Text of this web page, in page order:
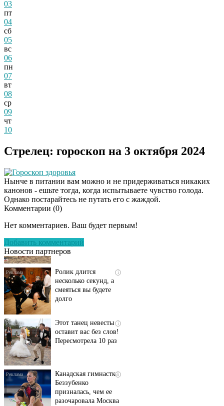
03
пт
04
сб
05
вс
06
пн
07
вт
08
ср
09
чт
10
Стрелец: гороскоп на 3 октября 2024
Гороскоп здоровья
Нынче в питании вам можно и не придерживаться никаких
канонов - ешьте тогда, когда испытываете чувство голода.
Однако постарайтесь не путать его с жаждой.
Комментарии (0)
Нет комментариев. Ваш будет первым!
Добавить комментарий
Новости партнеров
Скрытая камера на
люди вытворяют, когда
их не видят...
несколько секунд, а
смеяться вы будете
долго
оставит вас без слов!
Пересмотрела 10 раз
Беззубенко
призналась, чем ее
разочаровала Москва